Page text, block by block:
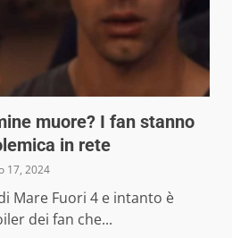
muore? I fan stanno
in rete
17, 2024
Mare Fuori 4 e intanto è
dei fan che...